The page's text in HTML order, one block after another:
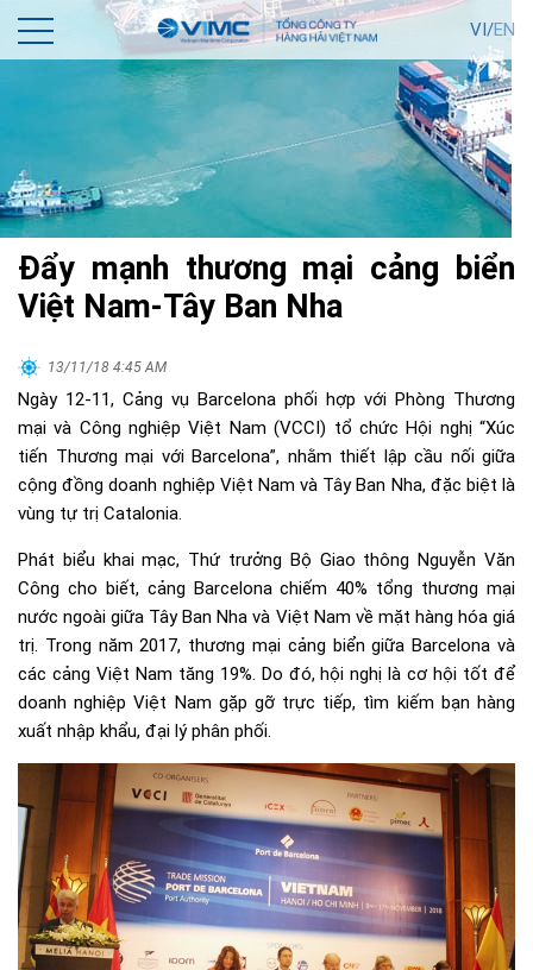
VI/EN
Đẩy mạnh thương mại cảng biển
Việt Nam-Tây Ban Nha
13/11/18 4:45 AM
Ngày 12-11, Cảng vụ Barcelona phối hợp với Phòng Thương
mại và Công nghiệp Việt Nam (VCCI) tổ chức Hội nghị “Xúc
tiến Thương mại với Barcelona”, nhằm thiết lập cầu nối giữa
cộng đồng doanh nghiệp Việt Nam và Tây Ban Nha, đặc biệt là
vùng tự trị Catalonia.
Phát biểu khai mạc, Thứ trưởng Bộ Giao thông Nguyễn Văn
Công cho biết, cảng Barcelona chiếm 40% tổng thương mại
nước ngoài giữa Tây Ban Nha và Việt Nam về mặt hàng hóa giá
trị. Trong năm 2017, thương mại cảng biển giữa Barcelona và
các cảng Việt Nam tăng 19%. Do đó, hội nghị là cơ hội tốt để
doanh nghiệp Việt Nam gặp gỡ trực tiếp, tìm kiếm bạn hàng
xuất nhập khẩu, đại lý phân phối.